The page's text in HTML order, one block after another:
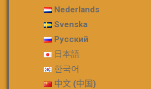
Nederlands
Svenska
Русский
日本語
한국어
中文 (中国)